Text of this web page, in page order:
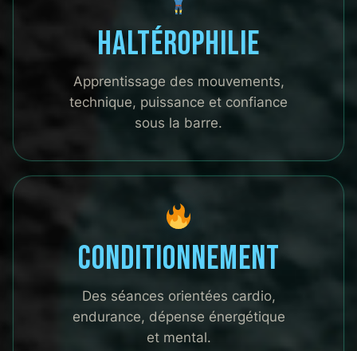
Haltérophilie
Apprentissage des mouvements,
technique, puissance et confiance
sous la barre.
Conditionnement
Des séances orientées cardio,
endurance, dépense énergétique
et mental.